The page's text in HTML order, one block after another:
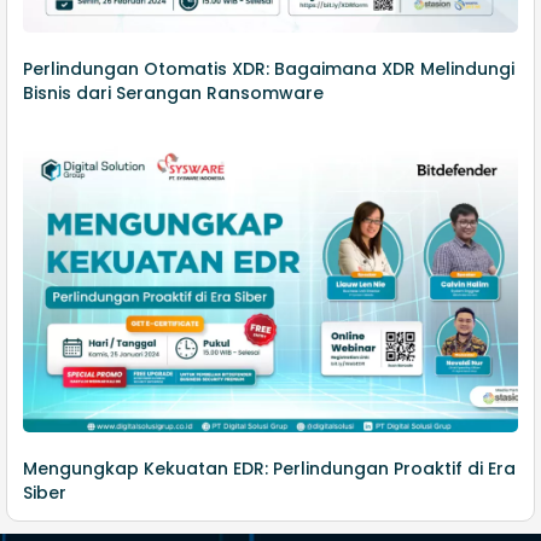
Perlindungan Otomatis XDR: Bagaimana XDR Melindungi
Bisnis dari Serangan Ransomware
Mengungkap Kekuatan EDR: Perlindungan Proaktif di Era
Siber